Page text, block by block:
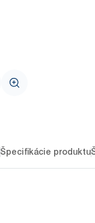
Špecifikácie produktu